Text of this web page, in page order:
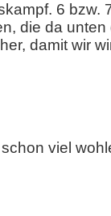
6 bzw.
die da unten
damit wir
viel